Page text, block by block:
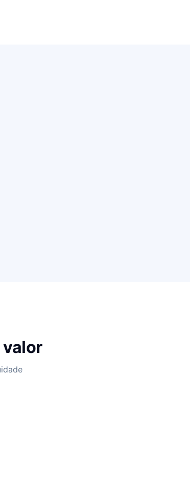
valor